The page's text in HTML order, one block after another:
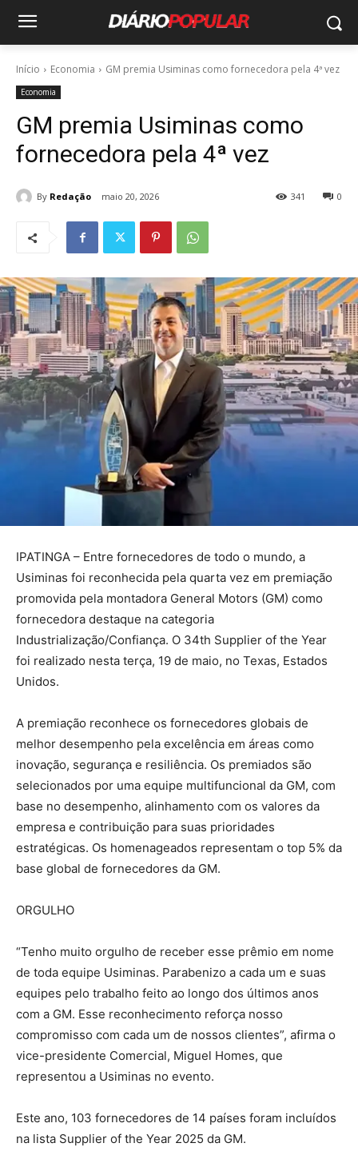
Início Economia GM premia Usiminas como fornecedora pela 4ª vez
Economia
GM premia Usiminas como
fornecedora pela 4ª vez
By Redação maio 20, 2026 0
341
IPATINGA – Entre fornecedores de todo o mundo, a
Usiminas foi reconhecida pela quarta vez em premiação
promovida pela montadora General Motors (GM) como
fornecedora destaque na categoria
Industrialização/Confiança. O 34th Supplier of the Year
foi realizado nesta terça, 19 de maio, no Texas, Estados
Unidos.
A premiação reconhece os fornecedores globais de
melhor desempenho pela excelência em áreas como
inovação, segurança e resiliência. Os premiados são
selecionados por uma equipe multifuncional da GM, com
base no desempenho, alinhamento com os valores da
empresa e contribuição para suas prioridades
estratégicas. Os homenageados representam o top 5% da
base global de fornecedores da GM.
ORGULHO
“Tenho muito orgulho de receber esse prêmio em nome
de toda equipe Usiminas. Parabenizo a cada um e suas
equipes pelo trabalho feito ao longo dos últimos anos
com a GM. Esse reconhecimento reforça nosso
compromisso com cada um de nossos clientes”, afirma o
vice-presidente Comercial, Miguel Homes, que
representou a Usiminas no evento.
Este ano, 103 fornecedores de 14 países foram incluídos
na lista Supplier of the Year 2025 da GM.